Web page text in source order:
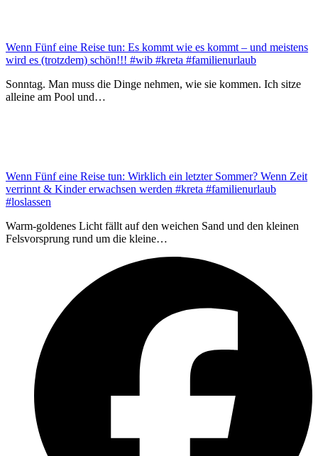
Wenn Fünf eine Reise tun: Es kommt wie es kommt – und meistens
wird es (trotzdem) schön!!! #wib #kreta #familienurlaub
Sonntag. Man muss die Dinge nehmen, wie sie kommen. Ich sitze
alleine am Pool und…
Wenn Fünf eine Reise tun: Wirklich ein letzter Sommer? Wenn Zeit
verrinnt & Kinder erwachsen werden #kreta #familienurlaub
#loslassen
Warm-goldenes Licht fällt auf den weichen Sand und den kleinen
Felsvorsprung rund um die kleine…